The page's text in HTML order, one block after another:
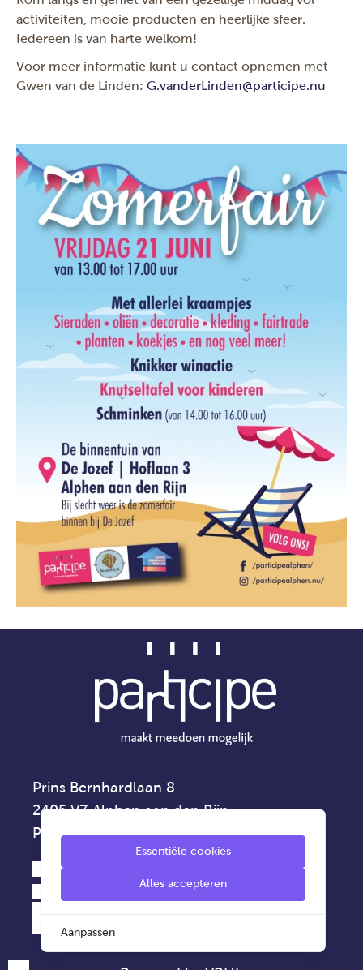
activiteiten, mooie producten en heerlijke sfeer.
Iedereen is van harte welkom!
Voor meer informatie kunt u contact opnemen met
Gwen van de Linden: G.vanderLinden@participe.nu
Prins Bernhardlaan 8
2405 VZ Alphen aan den Rijn
Privacyverklaring
0172 - 42 75 00
info@participe.nu
Essentiële cookies
Alles accepteren
Aanpassen